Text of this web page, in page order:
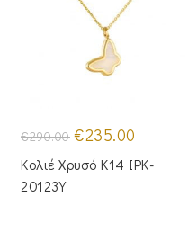
€290.00 Original
price
was:
€290.00.
€235.00
τιμή
είναι:
Κολιέ Χρυσό Κ14 IPK-
20123Y